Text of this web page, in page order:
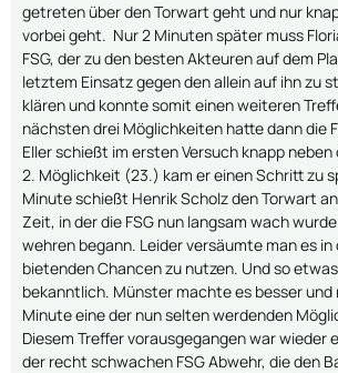
getreten über den Torwart geht und nur
vorbei geht. Nur 2 Minuten später muss
FSG, der zu den besten Akteuren auf dem
letztem Einsatz gegen den allein auf ihn zu
klären und konnte somit einen weiteren
nächsten drei Möglichkeiten hatte dann die
Eller schießt im ersten Versuch knapp neben
2. Möglichkeit (23.) kam er einen Schritt zu
Minute schießt Henrik Scholz den Torwart
Zeit, in der die FSG nun langsam wach
wehren begann. Leider versäumte man es
bietenden Chancen zu nutzen. Und so
bekanntlich. Münster machte es besser
Minute eine der nun selten werdenden
Diesem Treffer vorausgegangen war wieder
der recht schwachen FSG Abwehr, die den